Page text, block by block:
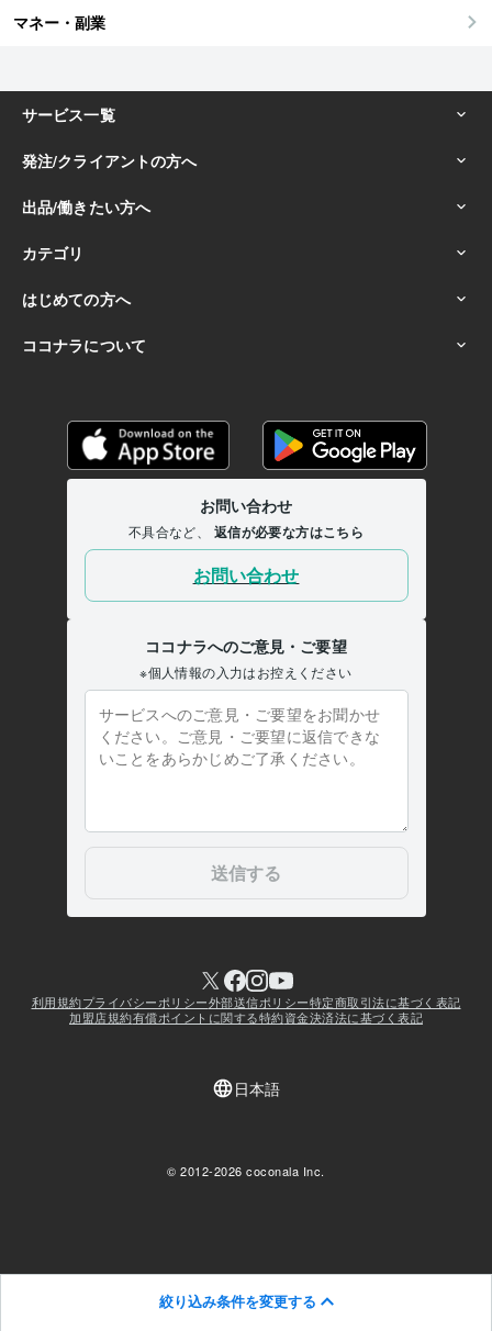
絞り込み条件を変更する
マネー・副業